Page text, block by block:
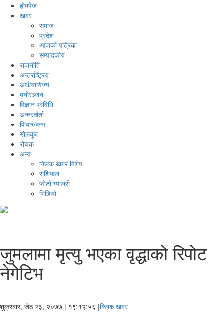
होमपेज
खबर
समाज
प्रदेश
आजको पत्रिका
सम्पादकीय
राजनीति
अन्तर्राष्ट्रिय
अर्थ/वाणिज्य
मनाेरञ्जन
विज्ञान प्रविधि
अन्तरर्वार्ता
विचार/ब्लग
खेलकुद
रोचक
अन्य
क्लिक खबर विशेष
राशिफल
फोटो ग्यालरी
भिडियो
जुमलामा मृत्यु भएका वृद्धाको रिपोट
नेगेटिभ
शुक्रबार, जेठ २३, २०७७ | १९:१२:५६ |क्लिक खबर